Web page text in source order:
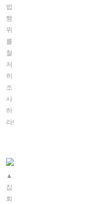
법
행
위
를
철
저
히
조
사
하
라!
▲
집
회